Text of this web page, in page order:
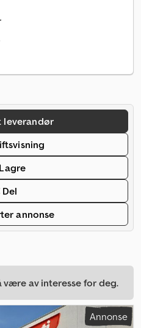
leverandør
Lagre
Del
annonse
være av interesse for deg.
Annonse